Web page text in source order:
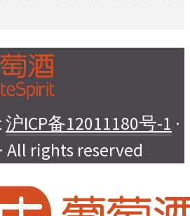
沪ICP备12011180号-1 ·
All rights reserved